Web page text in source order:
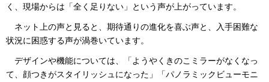
く、現場からは「全く足りない」という声が上がっています。
ネット上の声と見ると、期待通りの進化を喜ぶ声と、入手困難な
状況に困惑する声が渦巻いています。
デザインや機能については、「ようやくきのこミラーがなくなっ
て、顔つきがスタイリッシュになった」「パノラミックビューモニ